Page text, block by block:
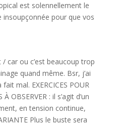
est solennellement le
insoupçonnée pour que vos
car ou c’est beaucoup trop
quand même. Bsr, j’ai
mal. EXERCICES POUR
OBSERVER : il s’agit d’un
en tension continue,
Plus le buste sera